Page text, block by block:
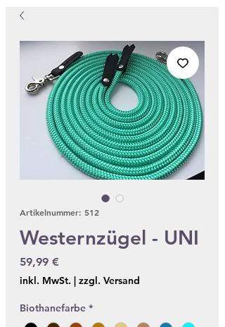
Artikelnummer: 512
Westernzügel - UNI
59,99 €
inkl. MwSt. | zzgl. Versand
Biothanefarbe *